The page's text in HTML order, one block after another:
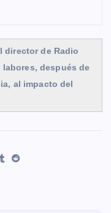
director de Radio
labores, después de
al impacto del